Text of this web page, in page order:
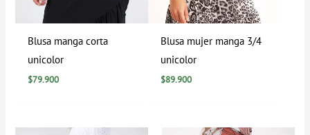
Blusa manga corta
unicolor
$79.900
Blusa mujer manga 3/4
unicolor
$89.900
Rango